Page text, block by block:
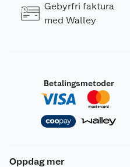
Gebyrfri faktura
med Walley
Betalingsmetoder
Oppdag mer